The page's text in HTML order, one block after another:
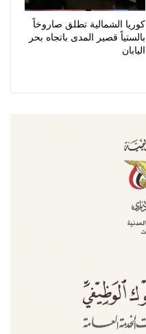
كوريا الشمالية تطلق صاروخاً
بالستياً قصير المدى باتجاه بحر
اليابان